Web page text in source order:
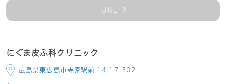
URL
にぐま皮ふ科クリニック
広島県東広島市寺家駅前 14-17-302